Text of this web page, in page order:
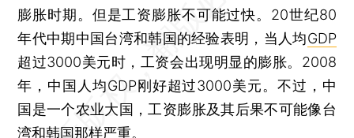
膨胀时期。但是工资膨胀不可能过快。20世纪80
年代中期中国台湾和韩国的经验表明，当人均GDP
超过3000美元时，工资会出现明显的膨胀。2008
年，中国人均GDP刚好超过3000美元。不过，中
国是一个农业大国，工资膨胀及其后果不可能像台
湾和韩国那样严重。